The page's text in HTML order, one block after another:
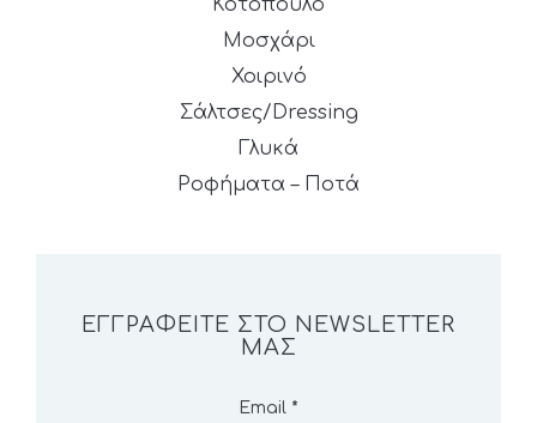
Κοτόπουλο
Μοσχάρι
Χοιρινό
Σάλτσες/Dressing
Γλυκά
Ροφήματα – Ποτά
ΕΓΓΡΑΦΕΊΤΕ ΣΤΟ NEWSLETTER
ΜΑΣ
Email *